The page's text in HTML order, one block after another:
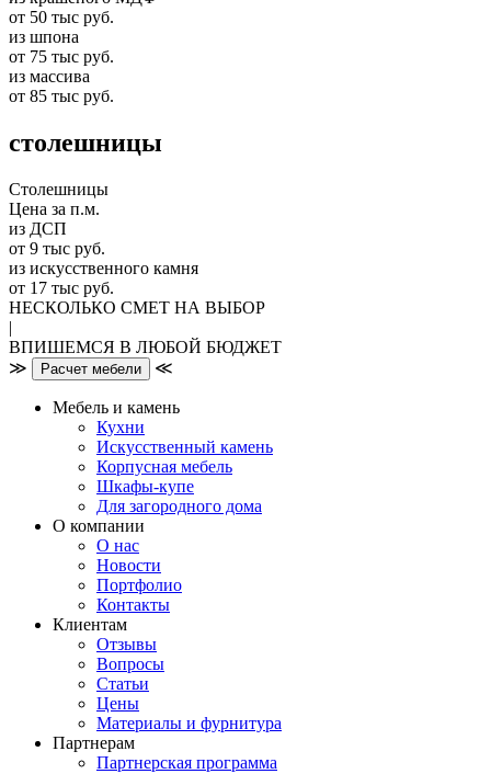
от 50 тыс руб.
из шпона
от 75 тыс руб.
из массива
от 85 тыс руб.
столешницы
Столешницы
Цена за п.м.
из ДСП
от 9 тыс руб.
из искусственного камня
от 17 тыс руб.
НЕСКОЛЬКО СМЕТ НА ВЫБОР
|
ВПИШЕМСЯ В ЛЮБОЙ БЮДЖЕТ
≫
Расчет мебели ≪
Мебель и камень
Кухни
Искусственный камень
Корпусная мебель
Шкафы-купе
Для загородного дома
О компании
О нас
Новости
Портфолио
Контакты
Клиентам
Отзывы
Вопросы
Статьи
Цены
Материалы и фурнитура
Партнерам
Партнерская программа